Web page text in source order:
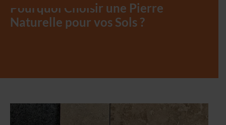
Pourquoi Choisir une Pierre
Naturelle pour vos Sols ?